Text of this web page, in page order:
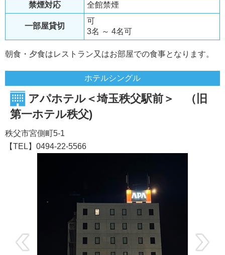
禁煙対応
全館禁煙
一部屋貸切
可
3名 ～ 4名可
朝食・夕食はレストラン又はお部屋での食事となります。
ホテルシングル
アパホテル＜埼玉秩父駅前＞ （旧
第一ホテル秩父)
秩父市宮側町5-1
【TEL】0494-22-5566